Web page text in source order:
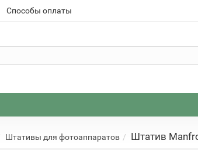
Способы оплаты
Штативы для фотоаппаратов Штатив